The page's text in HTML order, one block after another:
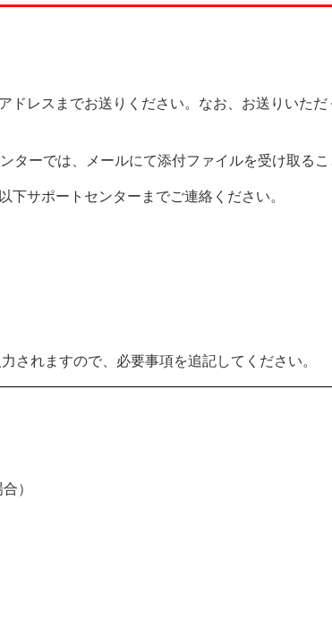
レスまでお送りください。なお、お送りいた
ターでは、メールにて添付ファイルを受け取るこ
サポートセンターまでご連絡ください。
されますので、必要事項を追記してください。
）